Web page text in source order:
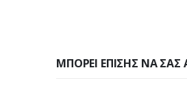
ΜΠΟΡΕΊ ΕΠΊΣΗΣ ΝΑ ΣΑΣ